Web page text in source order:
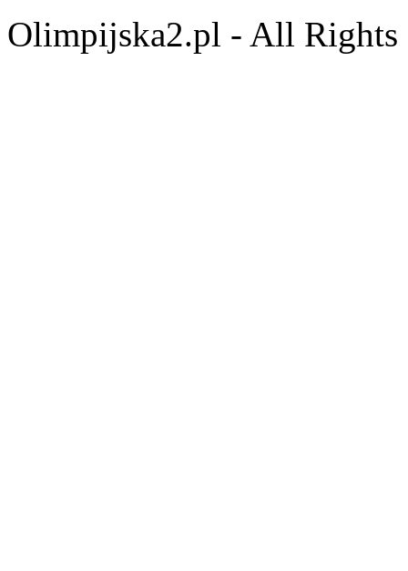
Olimpijska2.pl - All Rights